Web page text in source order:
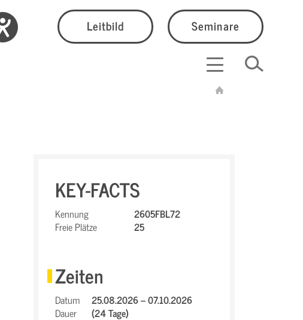
Leitbild Seminare
KEY-FACTS
Kennung
2605FBL72
Freie Plätze
25
Zeiten
Datum
25.08.2026 – 07.10.2026
Dauer
(24 Tage)